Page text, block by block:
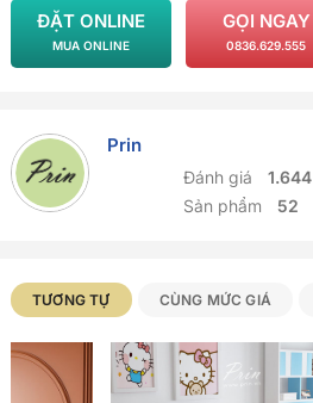
ĐẶT ONLINE
MUA ONLINE
GỌI NGAY
0836.629.555
Prin
Đánh giá
1.644
Sản phẩm
52
Sản phẩm Tương tự
TƯƠNG TỰ CÙNG MỨC GIÁ